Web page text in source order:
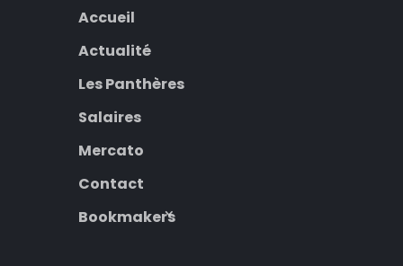
Accueil
Actualité
Les Panthères
Salaires
Mercato
Contact
Bookmakers